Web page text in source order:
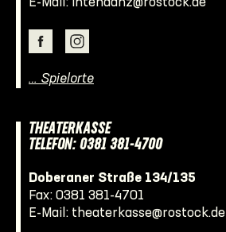
E-Mail: intendanz@rostock.de
… Spielorte
THEATERKASSE
TELEFON: 0381 381-4700
Doberaner Straße 134/135
Fax: 0381 381-4701
E-Mail: theaterkasse@rostock.de